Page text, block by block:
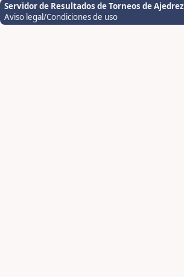
Servidor de Resultados de Torneos de Ajedrez
Aviso legal/Condiciones de uso